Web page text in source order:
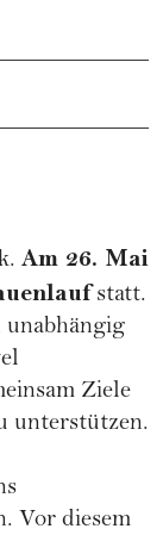
Am 26. Mai
statt.
unabhängig
Ziele
unterstützen.
Vor diesem